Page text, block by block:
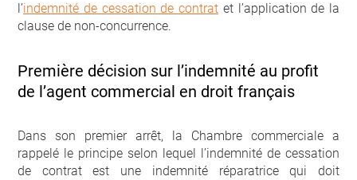
l’indemnité de cessation de contrat et l’application de la
clause de non-concurrence.
Première décision sur l’indemnité au profit
de l’agent commercial en droit français
Dans son premier arrêt, la Chambre commerciale a
rappelé le principe selon lequel l’indemnité de cessation
de contrat est une indemnité réparatrice qui doit